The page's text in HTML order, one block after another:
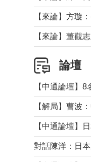
【來論】董觀
論壇